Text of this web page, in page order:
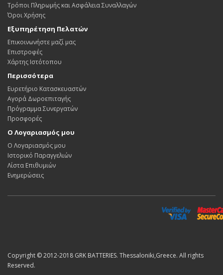
Τρόποι Πληρωμής και Ασφάλεια Συναλλαγών
Όροι Χρήσης
Εξυπηρέτηση Πελατών
Επικοινωνήστε μαζί μας
Επιστροφές
Χάρτης Ιστότοπου
Περισσότερα
Ευρετήριο Κατασκευαστών
Αγορά Δωροεπιταγής
Πρόγραμμα Συνεργατών
Προσφορές
Ο Λογαριασμός μου
Ο Λογαριασμός μου
Ιστορικό Παραγγελιών
Λίστα Επιθυμιών
Ενημερώσεις
Copyright © 2012-2018 GRK BATTERIES. Thessaloniki,Greece. All rights
Reserved.